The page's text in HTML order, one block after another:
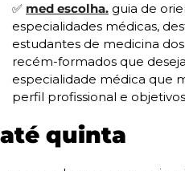
✅ med escolha. guia de
especialidades médicas,
estudantes de medicina
recém-formados que
especialidade médica que
perfil profissional e
até quinta